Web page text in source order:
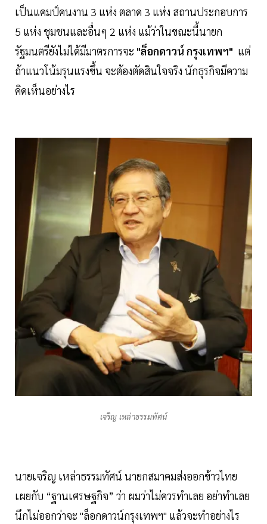
เป็นแคมป์คนงาน 3 แห่ง ตลาด 3 แห่ง สถานประกอบการ
5 แห่ง ชุมชนและอื่นๆ 2 แห่ง แม้ว่าในขณะนี้นายก
รัฐมนตรียังไม่ได้มีมาตรการจะ "ล็อกดาวน์ กรุงเทพฯ" แต่
ถ้าแนวโน้มรุนแรงขึ้น จะต้องตัดสินใจจริง นักธุรกิจมีความ
คิดเห็นอย่างไร
เจริญ เหล่าธรรมทัศน์
นายเจริญ เหล่าธรรมทัศน์ นายกสมาคมส่งออกข้าวไทย
เผยกับ “ฐานเศรษฐกิจ” ว่า ผมว่าไม่ควรทำเลย อย่าทำเลย
นึกไม่ออกว่าจะ "ล็อกดาวน์กรุงเทพฯ" แล้วจะทำอย่างไร